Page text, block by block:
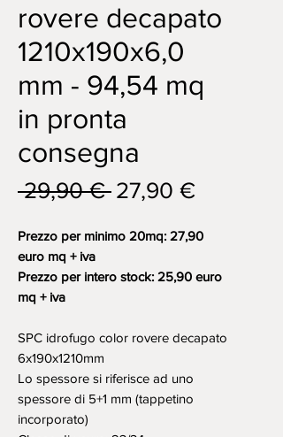
rovere decapato
1210x190x6,0
mm - 94,54 mq
in pronta
consegna
29,90 € Prezzo
27,90 €Prezzo
Prezzo per minimo 20mq: 27,90
euro mq + iva
Prezzo per intero stock: 25,90 euro
mq + iva
SPC idrofugo color rovere decapato
6x190x1210mm
Lo spessore si riferisce ad uno
spessore di 5+1 mm (tappetino
incorporato)